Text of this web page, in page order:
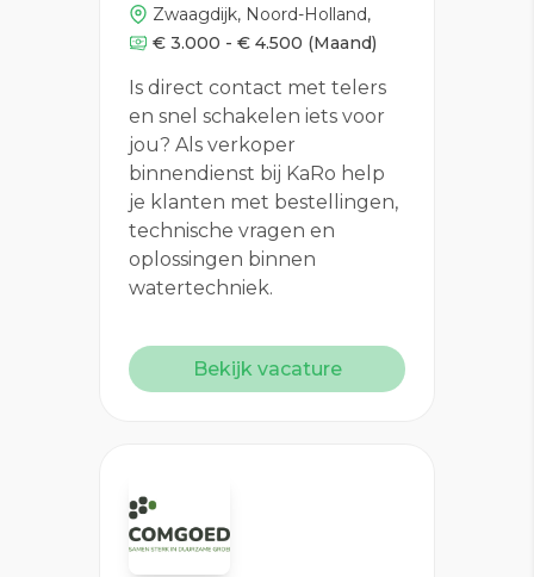
Zwaagdijk, Noord-Holland,
€ 3.000 - € 4.500 (Maand)
Is direct contact met telers
en snel schakelen iets voor
jou? Als verkoper
binnendienst bij KaRo help
je klanten met bestellingen,
technische vragen en
oplossingen binnen
watertechniek.
Bekijk vacature